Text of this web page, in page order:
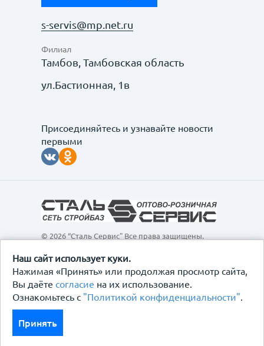
Наш сайт использует куки.
Нажимая «Принять» или продолжая просмотр сайта,
Вы даёте согласие на их использование.
Ознакомьтесь с "Политикой конфиденциальности".
Принять
s-servis@mp.net.ru
Филиал
Тамбов, Тамбовская область
ул.Бастионная, 1в
Присоединяйтесь и узнавайте новости
первыми
© 2026 “Сталь Сервис" Все права защищены.
интернет-сайт, а также вся информация о товарах и
исключительно информационный характер и ни при
каких условиях не является публичной офертой,
определяемой положениями Статьи 437
Договор-оферта